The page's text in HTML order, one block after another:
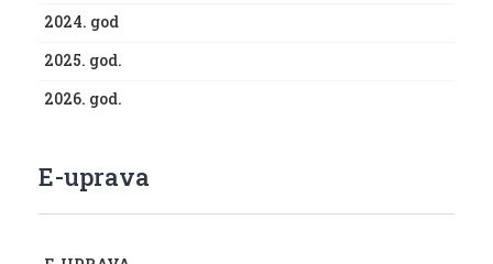
2024. god
2025. god.
2026. god.
E-uprava